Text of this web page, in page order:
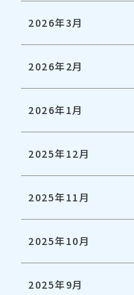
2026年3月
2026年2月
2026年1月
2025年12月
2025年11月
2025年10月
2025年9月